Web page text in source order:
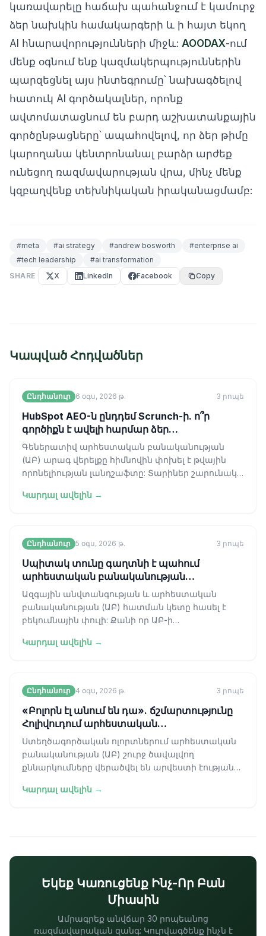
կառավարելը հաճախ պահանջում է կամուրջ
ձեր նախկին համակարգերի և ի հայտ եկող
AI հնարավորությունների միջև: AOODAX-ում
մենք օգնում ենք կազմակերպություններին
պարզեցնել այս ինտեգրումը՝ նախագծելով
հատուկ AI գործակալներ, որոնք
ավտոմատացնում են բարդ աշխատանքային
գործընթացները՝ ապահովելով, որ ձեր թիմը
կարողանա կենտրոնանալ բարձր արժեք
ունեցող ռազմավարության վրա, մինչ մենք
կզբաղվենք տեխնիկական իրականացմամբ:
#meta #ai strategy #andrew bosworth #enterprise ai
#tech leadership #ai transformation
SHARE
X LinkedIn Facebook Copy
Կապված Հոդվածներ
Ընդհանուր 6 օգս, 2026 թ. 3 րոպե
HubSpot AEO-ն ընդդեմ Scrunch-ի. ո՞ր
գործիքն է ավելի հարմար ձեր
աշխատանքային գործընթացին։
Գեներատիվ արհեստական բանականության
(ԱԲ) արագ վերելքը հիմնովին փոխել է թվային
որոնելիության լանդշաֆտը: Տարիներ շարունակ
Կարդալ ավելին →
Ընդհանուր 5 օգս, 2026 թ. 3 րոպե
Սպիտակ տունը գաղտնի է պահում
արհեստական բանականության
կիբերանվտանգության իր շրջանակը
Ազգային անվտանգության և արհեստական
բանականության (ԱԲ) հատման կետը հասել է
բեկումնային փուլի: Քանի որ ԱԲ-ի
օրինաչափությունների ճանաչումի
Կարդալ ավելին →
Ընդհանուր 4 օգս, 2026 թ. 3 րոպե
«Բոլորն էլ անում են դա». ճշմարտությունը
Հոլիվուդում արհեստական
բանականության մասին
Ստեղծագործական ոլորտներում արհեստական
բանականության (ԱԲ) շուրջ ծավալվող
քննարկումները վերածվել են արվեստի էության
գործառնական
Կարդալ ավելին →
Եկեք Կառուցենք Ինչ-Որ Բան
Միասին
Ամրագրեք անվճար 30 րոպեանոց
ռազմավարական զանգ: Կուրվագծենք ինչն է